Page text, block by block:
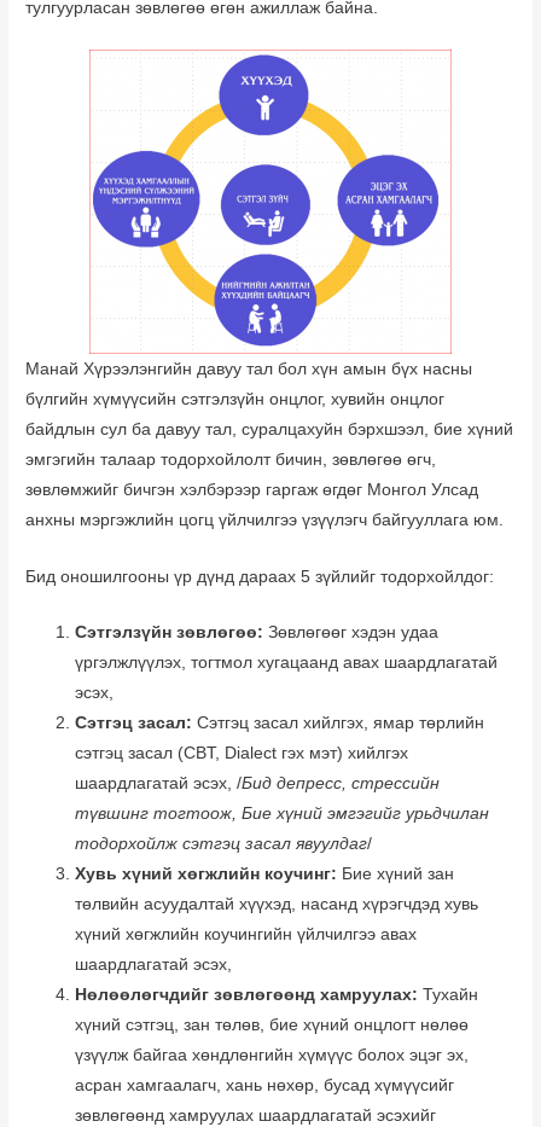
тулгуурласан зөвлөгөө өгөн ажиллаж байна.
Манай Хүрээлэнгийн давуу тал бол хүн амын бүх насны
бүлгийн хүмүүсийн сэтгэлзүйн онцлог, хувийн онцлог
байдлын сул ба давуу тал, суралцахуйн бэрхшээл, бие хүний
эмгэгийн талаар тодорхойлолт бичин, зөвлөгөө өгч,
зөвлөмжийг бичгэн хэлбэрээр гаргаж өгдөг Монгол Улсад
анхны мэргэжлийн цогц үйлчилгээ үзүүлэгч байгууллага юм.
Бид оношилгооны үр дүнд дараах 5 зүйлийг тодорхойлдог:
Сэтгэлзүйн зөвлөгөө: Зөвлөгөөг хэдэн удаа
үргэлжлүүлэх, тогтмол хугацаанд авах шаардлагатай
эсэх,
Сэтгэц засал: Сэтгэц засал хийлгэх, ямар төрлийн
сэтгэц засал (CBT, Dialect гэх мэт) хийлгэх
шаардлагатай эсэх, /Бид депресс, стрессийн
түвшинг тогтоож, Бие хүний эмгэгийг урьдчилан
тодорхойлж сэтгэц засал явуулдаг/
Хувь хүний хөгжлийн коучинг: Бие хүний зан
төлвийн асуудалтай хүүхэд, насанд хүрэгчдэд хувь
хүний хөгжлийн коучингийн үйлчилгээ авах
шаардлагатай эсэх,
Нөлөөлөгчдийг зөвлөгөөнд хамруулах:Тухайн
хүний сэтгэц, зан төлөв, бие хүний онцлогт нөлөө
үзүүлж байгаа хөндлөнгийн хүмүүс болох эцэг эх,
асран хамгаалагч, хань нөхөр, бусад хүмүүсийг
зөвлөгөөнд хамруулах шаардлагатай эсэхийг